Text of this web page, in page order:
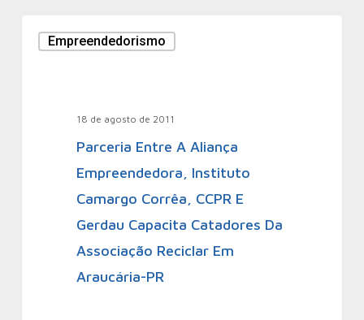
Empreendedorismo
18 de agosto de 2011
Parceria Entre A Aliança
Empreendedora, Instituto
Camargo Corrêa, CCPR E
Gerdau Capacita Catadores Da
Associação Reciclar Em
Araucária-PR